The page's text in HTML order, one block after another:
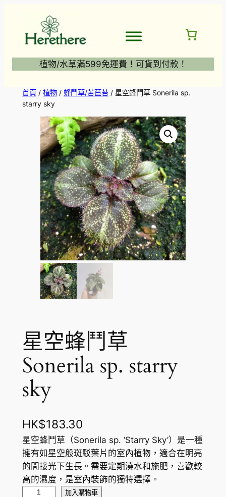
植物/水草滿599免運費！可貨到付款！
首頁/ 植物/ 蜂鬥草/苦苣苔/ 星空蜂鬥草 Sonerila sp.
starry sky
星空蜂鬥草
Sonerila sp. starry
sky
HK$183.30
星空蜂鬥草（Sonerila sp. ‘Starry Sky’）是一種
擁有如星空般斑駁葉片的室內植物，適合在明亮
的間接光下生長。需要定期澆水和施肥，喜歡較
高的濕度，是室內裝飾的獨特選擇。
加入購物車